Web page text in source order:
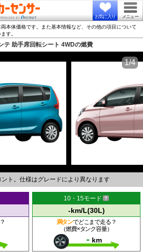
お気に入り メニュー
本体価格です。また基本情報など、その他の項目について
す。
テ 助手席回転シート 4WDの燃費
ト。仕様はグレードにより異なります
1/4
10・15モード
-km/L(30L)
満タンでどこまで走る？
（燃費×タンク容量）
- km